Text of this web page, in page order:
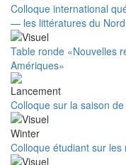
Colloque international
— les littératures du
Table ronde «Nouvelles
Amériques»
Colloque sur la saison
Colloque étudiant sur